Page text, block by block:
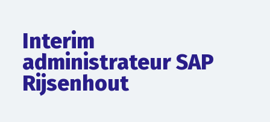
Interim
administrateur SAP
Rijsenhout